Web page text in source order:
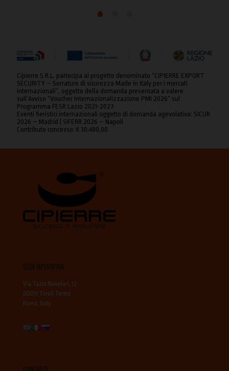
Cipierre S.R.L. partecipa al progetto denominato “CIPIERRE EXPORT
SECURITY – Serrature di sicurezza Made in Italy per i mercati
internazionali”, oggetto della domanda presentata a valere
sull’Avviso “Voucher Internazionalizzazione PMI 2026” sul
Programma FESR Lazio 2021-2027.
Eventi fieristici internazionali oggetto di domanda agevolativa: SICUR
2026 – Madrid | SIFERR 2026 – Napoli
Contributo concesso: € 30.480,00
SEDE OPERATIVA
Via Tazio Nuvolari, 12
00011 Tivoli Terme
Roma, Italy